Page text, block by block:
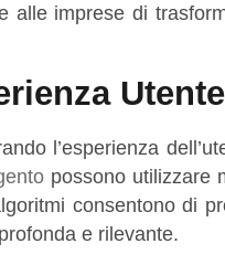
alle imprese di
Utente
l’esperienza
possono utilizzare
consentono di
e rilevante.